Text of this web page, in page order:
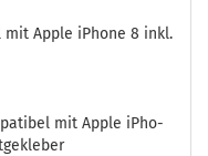
Apple iPho­ne 8 inkl.
mit Apple iPho­